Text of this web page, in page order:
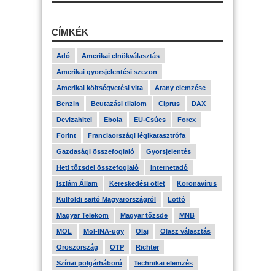
CÍMKÉK
Adó Amerikai elnökválasztás
Amerikai gyorsjelentési szezon
Amerikai költségvetési vita Arany elemzése
Benzin Beutazási tilalom Ciprus DAX
Devizahitel Ebola EU-Csúcs Forex
Forint Franciaországi légikatasztrófa
Gazdasági összefoglaló Gyorsjelentés
Heti tőzsdei összefoglaló Internetadó
Iszlám Állam Kereskedési ötlet Koronavírus
Külföldi sajtó Magyarországról Lottó
Magyar Telekom Magyar tőzsde MNB
MOL Mol-INA-ügy Olaj Olasz választás
Oroszország OTP Richter
Szíriai polgárháború Technikai elemzés